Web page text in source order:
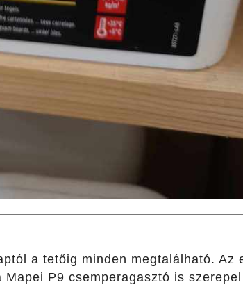
a tetőig minden megtalálható. Az
P9 csemperagasztó is szerepel